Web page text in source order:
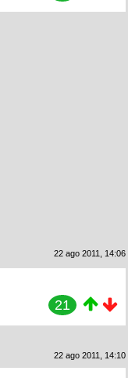
22 ago 2011, 14:06
21
22 ago 2011, 14:10